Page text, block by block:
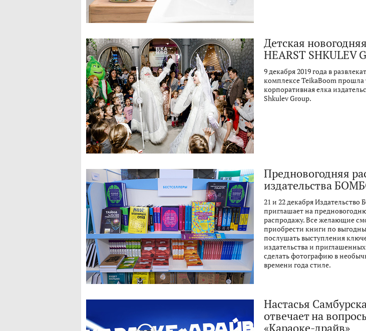
Детская
HEARST SHKULEV
9 декабря 2019 года в
комплексе TeikaBoom
корпоративная елка
Shkulev Group.
Предновогодняя
издательства
21 и 22 декабря
приглашает на
распродажу. Все желающие
приобрести книги по
послушать выступления
издательства и приглашенных
сделать фотографию в
времени года стиле.
Настасья
отвечает на
«Караоке-драйв»